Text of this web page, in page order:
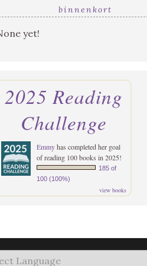
binnenkort
yet!
2025 Reading
Challenge
Emmyhas completed her goal
of reading 100 books in 2025!
185 of
100 (100%)
view books